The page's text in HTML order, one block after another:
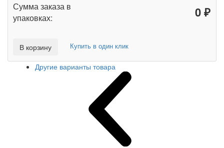
Сумма заказа в
упаковках:
₽
В корзину Купить в один клик
Другие варианты товара